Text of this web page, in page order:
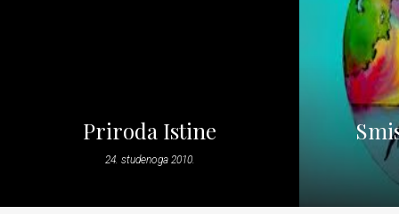
Priroda Istine
24. studenoga 2010.